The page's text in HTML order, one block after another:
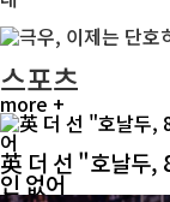
스포츠
more +
英 더 선 "호날두,
인 없어